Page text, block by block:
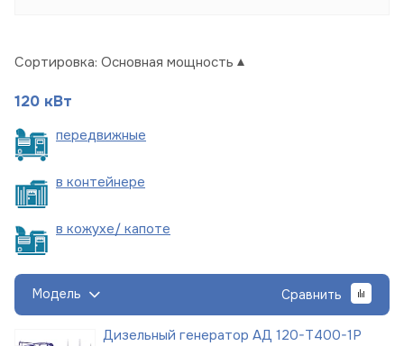
Сортировка: Основная мощность
120 кВт
передвижные
в контейнере
в кожухе/ капоте
Модель Сравнить
Дизельный генератор АД 120-Т400-1Р